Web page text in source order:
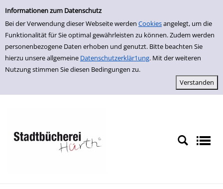
Einfache Suche
Informationen zum Datenschutz
Bei der Verwendung dieser Webseite werden Cookiesangelegt, um die
Funktionalität für Sie optimal gewährleisten zu können. Zudem werden
personenbezogene Daten erhoben und genutzt. Bitte beachten Sie
hierzu unsere allgemeine Datenschutzerklär1ung. Mit der weiteren
Nutzung stimmen Sie diesen Bedingungen zu.
zur Navigation springen
zum Inhalt springen
Zu den Suchfiltern springen
Zur Trefferliste springen